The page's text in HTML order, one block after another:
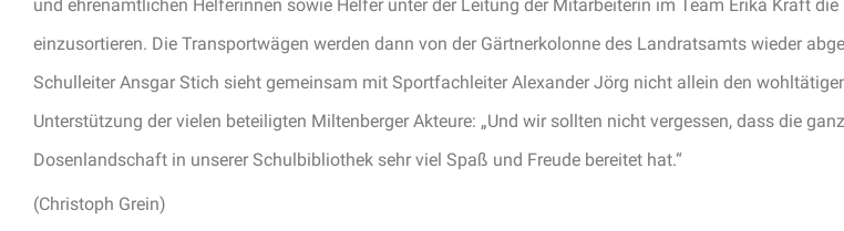
und ehrenamtlichen Helferinnen sowie Helfer unter der Leitung der Mitarbeiterin im Team Erika Kraft
einzusortieren. Die Transportwägen werden dann von der Gärtnerkolonne des Landratsamts wieder
Schulleiter Ansgar Stich sieht gemeinsam mit Sportfachleiter Alexander Jörg nicht allein den
Unterstützung der vielen beteiligten Miltenberger Akteure: „Und wir sollten nicht vergessen, dass die
Dosenlandschaft in unserer Schulbibliothek sehr viel Spaß und Freude bereitet hat.“
(Christoph Grein)